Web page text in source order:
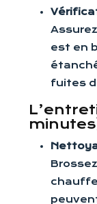
est en
fuites